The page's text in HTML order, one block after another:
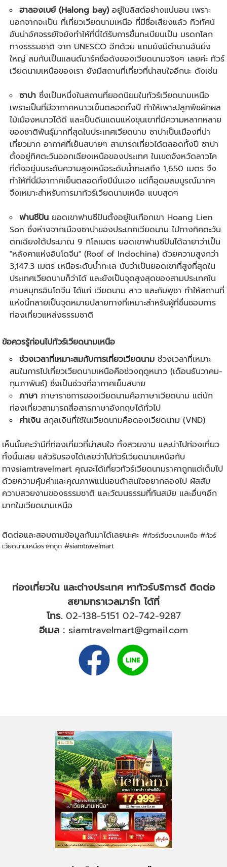
ฮาลองเบย์ (Halong bay)อยู่ในลิสต์อย่างแน่นอน เพราะ
นอกจากจะเป็น ที่เที่ยวเวียดนามเหนือ ที่มีชื่อเสียงแล้ว ทิวทัศน์
อันน่าอัศจรรย์ใจยังทำให้ที่นี่ได้รับการขึ้นทะเบียนเป็น มรดกโลก
ทางธรรมชาติ จาก UNESCO อีกด้วย แถมยังมีตำนานอันยิ่ง
ใหญ่ สมกับเป็นแลนด์มาร์คชื่อดังของเวียดนามจริงๆ เลยค่ะ ทัวร์
เวียดนามเหนือของเรา ยังมีสถานที่เที่ยวที่น่าสนใจอีกนะ ดังเช่น
ซาปา ซึ่งเป็นหนึ่งในสถานที่ยอดนิยมในทัวร์เวียดนามเหนือ
เพราะเป็นที่มีอากาศหนาวเย็นตลอดทั้งปี ทำให้เพาะปลูกพืชผักผล
ไม้เมืองหนาวได้ดี และเป็นดินแดนแห่งขุนเขาที่มีความหลากหลาย
ของชาติพันธุ์มากที่สุดในประเทศเวียดนาม ซาปาเป็นเมืองที่น่า
เที่ยวมาก อากาศที่เย็นสบายๆ สามารถเที่ยวได้ตลอดทั้งปี ซาปา
ตั้งอยู่ทิศตะวันออกเฉียงเหนือของประเทศ ในเขตจังหวัดลาวไค
ที่ตั้งอยู่บนระดับความสูงเหนือระดับน้ำทะเลถึง 1,650 เมตร จึง
ทำให้ที่นี่มีอากาศเย็นตลอดทั้งปีนั่นเอง แต่ก็อุดมสมบูรณ์มากๆ
จึงเหมาะสำหรับการมาทัวร์เวียดนามเหนือ แบบสุดๆ
ฟานชีปัน ยอดเขาฟานซีปันตั้งอยู่ในเทือกเขา Hoang Lien
Son ซึ่งห่างจากเมืองซาปาของประเทศเวียดนาม ไปทางทิศตะวัน
ตกเฉียงใต้ประมาณ 9 กิโลเมตร ยอดเขาฟานซีปันได้ฉายาว่าเป็น
"หลังคาแห่งอินโดจีน" (Roof of Indochina) ด้วยความสูงกว่า
3,147.3 เมตร เหนือระดับน้ำทะเล นับว่าเป็นยอดเขาที่สูงที่สุดใน
ประเทศเวียดนามก็ว่าได้ และยังเป็นจุดสูงสุดของสามประเทศใน
คาบสมุทรอินโดจีน ได้แก่ เวียดนาม ลาว และกัมพูชา ทำให้สถานที่
แห่งนี้กลายเป็นจุดหมายปลายทางที่เหมาะสำหรับผู้ที่ชื่นชอบการ
ท่องเที่ยวแหล่งธรรมชาติ
ข้อควรรู้ก่อนไปทัวร์เวียดนามเหนือ
ช่วงเวลาที่เหมาะสมกับการเที่ยวเวียดนาม ช่วงเวลาที่เหมาะ
สมในการไปเที่ยวเวียดนามเหนือคือช่วงฤดูหนาว (เดือนธันวาคม-
กุมภาพันธ์) ซึ่งเป็นช่วงที่อากาศเย็นสบาย
ภาษา ภาษาราชการของเวียดนามคือภาษาเวียดนาม แต่นัก
ท่องเที่ยวสามารถสื่อสารภาษาอังกฤษได้ทั่วไป
ค่าเงิน สกุลเงินที่ใช้ในเวียดนามคือดองเวียดนาม (VND)
เห็นมั้ยคะว่ามีที่ท่องเที่ยวที่น่าสนใจ ทั้งสวยงาม และน่าไปท่องเที่ยว
ทั้งนั้นเลย แล้วรับรองได้เลยว่าไปทัวร์เวียดนามเหนือกับ
ทางsiamtravelmart คุณจะได้เที่ยวทัวร์เวียดนามราคาถูกแต่เต็มไป
ด้วยความคุ้มค่าและคุณภาพแน่นอนถ้าสนใจอยากลองไป ผัสสัม
ความสวยงามของธรรมชาติ และวัฒนธรรมที่ทันสมัย และอื่นๆอีก
มากในเวียดนามเหนือ
ติดต่อและสอบถามข้อมูลกันมาได้เลยนะคะ#ทัวร์เวียดนามเหนือ #ทัวร์
เวียดนามเหนือราคาถูก #siamtravelmart
ท่องเที่ยวใน และต่างประเทศ หาทัวร์บริการดี ติดต่อ
สยามทราเวลมาร์ท ได้ที่
โทร. 02-138-5151 02-742-9287
อีเมล : siamtravelmart@gmail.com